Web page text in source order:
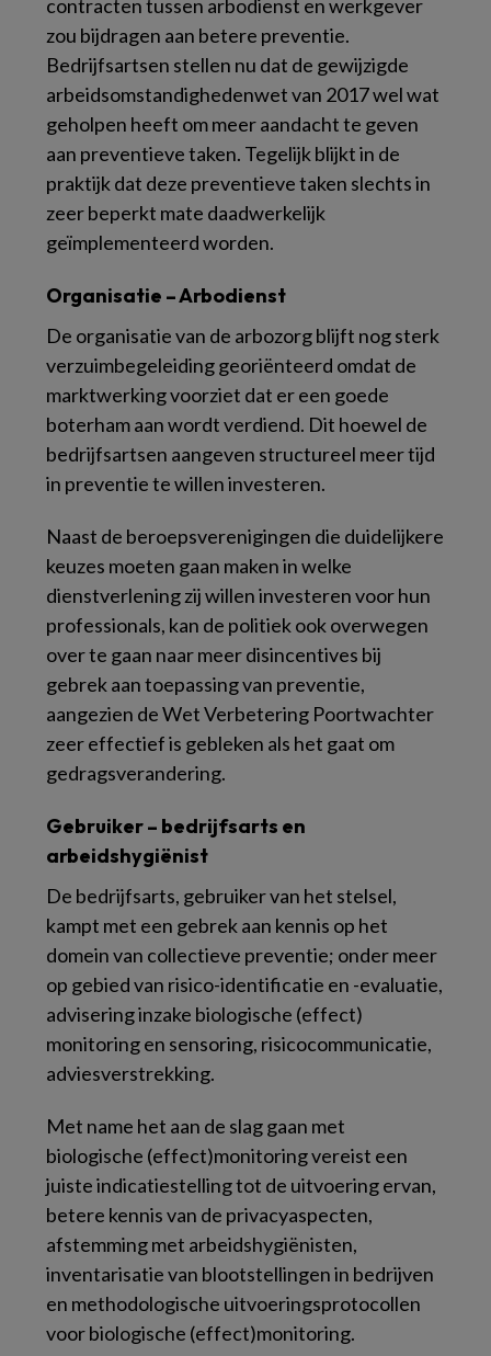
contracten tussen arbodienst en werkgever
zou bijdragen aan betere preventie.
Bedrijfsartsen stellen nu dat de gewijzigde
arbeidsomstandighedenwet van 2017 wel wat
geholpen heeft om meer aandacht te geven
aan preventieve taken. Tegelijk blijkt in de
praktijk dat deze preventieve taken slechts in
zeer beperkt mate daadwerkelijk
geïmplementeerd worden.
Organisatie – Arbodienst
De organisatie van de arbozorg blijft nog sterk
verzuimbegeleiding georiënteerd omdat de
marktwerking voorziet dat er een goede
boterham aan wordt verdiend. Dit hoewel de
bedrijfsartsen aangeven structureel meer tijd
in preventie te willen investeren.
Naast de beroepsverenigingen die duidelijkere
keuzes moeten gaan maken in welke
dienstverlening zij willen investeren voor hun
professionals, kan de politiek ook overwegen
over te gaan naar meer disincentives bij
gebrek aan toepassing van preventie,
aangezien de Wet Verbetering Poortwachter
zeer effectief is gebleken als het gaat om
gedragsverandering.
Gebruiker – bedrijfsarts en
arbeidshygiënist
De bedrijfsarts, gebruiker van het stelsel,
kampt met een gebrek aan kennis op het
domein van collectieve preventie; onder meer
op gebied van risico-identificatie en -evaluatie,
advisering inzake biologische (effect)
monitoring en sensoring, risicocommunicatie,
adviesverstrekking.
Met name het aan de slag gaan met
biologische (effect)monitoring vereist een
juiste indicatiestelling tot de uitvoering ervan,
betere kennis van de privacyaspecten,
afstemming met arbeidshygiënisten,
inventarisatie van blootstellingen in bedrijven
en methodologische uitvoeringsprotocollen
voor biologische (effect)monitoring.